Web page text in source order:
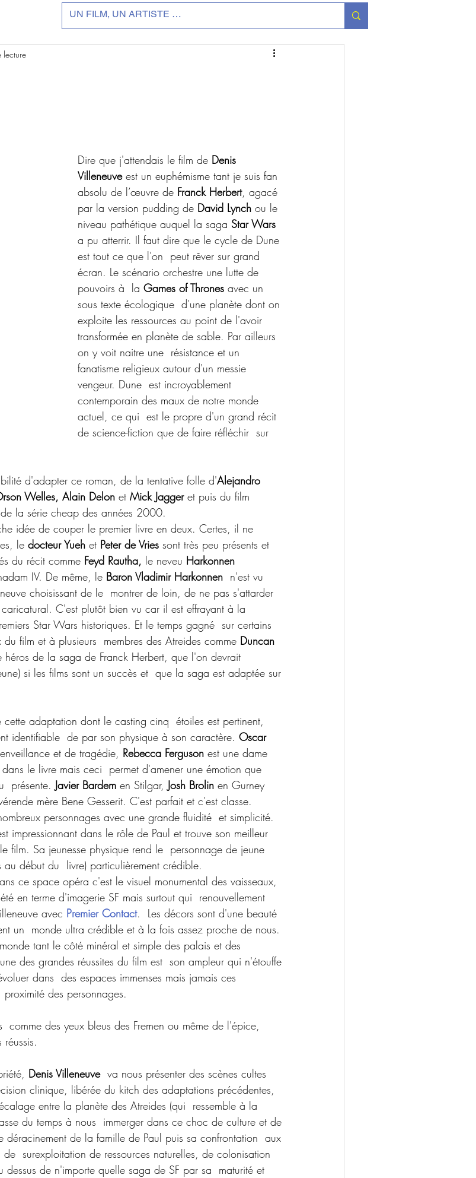
lecture
Dire que j'attendais le film de Denis
Villeneuve est un euphémisme tant je suis fan
absolu de l’œuvre de Franck Herbert, agacé
par la version pudding de David Lynch ou le
niveau pathétique auquel la saga Star Wars
a pu atterrir. Il faut dire que le cycle de Dune
est tout ce que l'on  peut rêver sur grand
écran. Le scénario orchestre une lutte de
pouvoirs à  la Games of Thrones avec un
sous texte écologique  d'une planète dont on
exploite les ressources au point de l'avoir
transformée en planète de sable. Par ailleurs
on y voit naitre une  résistance et un
fanatisme religieux autour d'un messie
vengeur. Dune  est incroyablement
contemporain des maux de notre monde
actuel, ce qui  est le propre d'un grand récit
de science-fiction que de faire réfléchir  sur
d'adapter ce roman, de la tentative folle d'Alejandro
Welles, Alain Delon et Mick Jagger et puis du film
la série cheap des années 2000.
idée de couper le premier livre en deux. Certes, il ne
le docteur Yueh et Peter de Vries sont très peu présents et
du récit comme Feyd Rautha, le neveu Harkonnen
IV. De même, le Baron Vladimir Harkonnen
  n'est vu
choisissant de le  montrer de loin, de ne pas s'attarder
C'est plutôt bien vu car il est effrayant à la
Star Wars historiques. Et le temps gagné  sur certains
film et à plusieurs  membres des Atreides comme Duncan
héros de la saga de Franck Herbert, que l'on devrait
si les films sont un succès et  que la saga est adaptée sur
adaptation dont le casting cinq  étoiles est pertinent,
identifiable  de par son physique à son caractère. Oscar
et de tragédie, Rebecca Ferguson est une dame
dans le livre mais ceci  permet d'amener une émotion que
présente. Javier Bardem en Stilgar, Josh Brolin en Gurney
mère Bene Gesserit. C'est parfait et c'est classe.
personnages avec une grande fluidité  et simplicité.
impressionnant dans le rôle de Paul et trouve son meilleur
film. Sa jeunesse physique rend le  personnage de jeune
début du  livre) particulièrement crédible.
ce space opéra c'est le visuel monumental des vaisseaux,
en terme d'imagerie SF mais surtout qui  renouvellement
avec Premier Contact.  Les décors sont d'une beauté
un  monde ultra crédible et à la fois assez proche de nous.
tant le côté minéral et simple des palais et des
des grandes réussites du film est  son ampleur qui n'étouffe
dans  des espaces immenses mais jamais ces
des personnages.
comme des yeux bleus des Fremen ou même de l'épice,
Denis Villeneuve
  va nous présenter des scènes cultes
clinique, libérée du kitch des adaptations précédentes,
entre la planète des Atreides (qui  ressemble à la
du temps à nous  immerger dans ce choc de culture et de
déracinement de la famille de Paul puis sa confrontation  aux
surexploitation de ressources naturelles, de colonisation
de n'importe quelle saga de SF par sa  maturité et